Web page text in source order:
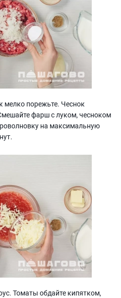
мелко порежьте. Чеснок
фарш с луком, чесноком
на максимальную
Томаты обдайте кипятком,